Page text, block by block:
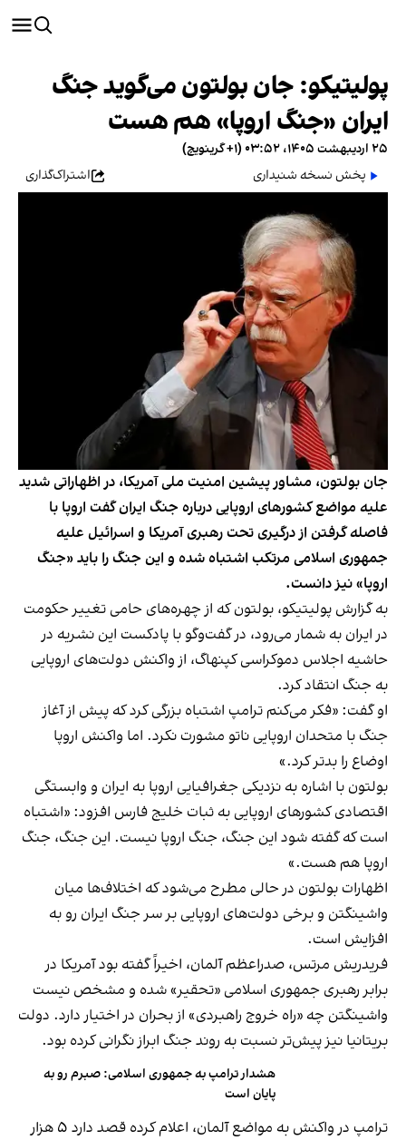
پولیتیکو: جان بولتون می‌گوید جنگ
ایران «جنگ اروپا» هم هست
۲۵ اردیبهشت ۱۴۰۵، ۰۳:۵۲ (‎+۱ گرینویچ)
پخش نسخه شنیداری
اشتراک‌گذاری
جان بولتون، مشاور پیشین امنیت ملی آمریکا، در اظهاراتی شدید
علیه مواضع کشورهای اروپایی درباره جنگ ایران گفت اروپا با
فاصله گرفتن از درگیری تحت رهبری آمریکا و اسرائیل علیه
جمهوری اسلامی مرتکب اشتباه شده و این جنگ را باید «جنگ
اروپا» نیز دانست.
به گزارش پولیتیکو، بولتون که از چهره‌های حامی تغییر حکومت
در ایران به شمار می‌رود، در گفت‌وگو با پادکست این نشریه در
حاشیه اجلاس دموکراسی کپنهاگ، از واکنش دولت‌های اروپایی
به جنگ انتقاد کرد.
او گفت: «فکر می‌کنم ترامپ اشتباه بزرگی کرد که پیش از آغاز
جنگ با متحدان اروپایی ناتو مشورت نکرد. اما واکنش اروپا
اوضاع را بدتر کرد.»
بولتون با اشاره به نزدیکی جغرافیایی اروپا به ایران و وابستگی
اقتصادی کشورهای اروپایی به ثبات خلیج فارس افزود: «اشتباه
است که گفته شود این جنگ، جنگ اروپا نیست. این جنگ، جنگ
اروپا هم هست.»
اظهارات بولتون در حالی مطرح می‌شود که اختلاف‌ها میان
واشینگتن و برخی دولت‌های اروپایی بر سر جنگ ایران رو به
افزایش است.
فریدریش مرتس، صدراعظم آلمان، اخیراً گفته بود آمریکا در
برابر رهبری جمهوری اسلامی «تحقیر» شده و مشخص نیست
واشینگتن چه «راه خروج راهبردی» از بحران در اختیار دارد. دولت
بریتانیا نیز پیش‌تر نسبت به روند جنگ ابراز نگرانی کرده بود.
هشدار ترامپ به جمهوری اسلامی: صبرم رو به
پایان است
ترامپ در واکنش به مواضع آلمان، اعلام کرده قصد دارد ۵ هزار